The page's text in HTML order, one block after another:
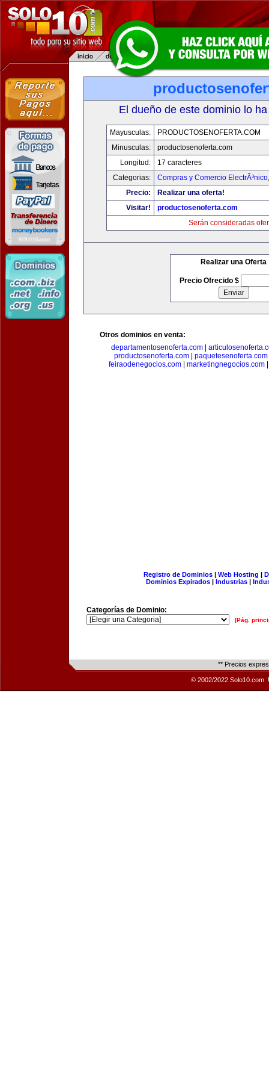
El dueño de este dominio lo
Mayusculas:
PRODUCTOSENOFERTA.COM
Minusculas:
productosenoferta.com
Longitud:
17 caracteres
Categorias:
Compras y Comercio ElectrÃ³nico
Precio:
Realizar una oferta!
Visitar!
productosenoferta.com
Serán consideradas
Realizar una Oferta
Precio Ofrecido $
Otros dominios en venta:
departamentosenoferta.com
productosenoferta.com| paquetesenoferta.com
feiraodenegocios.com
marketingnegocios.com
Registro de Dominios| Web Hosting |
Dominios Expirados | Industrias |
Categorías de Dominio:
[Pág.
** Precios
© 2002/2022 Solo10.com